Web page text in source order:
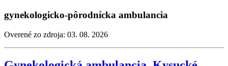
gynekologicko-pôrodnícka ambulancia
Overené zo zdroja: 03. 08. 2026